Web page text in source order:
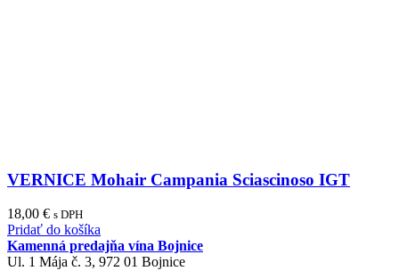
VERNICE Mohair Campania Sciascinoso IGT
18,00 € s DPH
Pridať do košíka
Kamenná predajňa vína Bojnice
Ul. 1 Mája č. 3, 972 01 Bojnice